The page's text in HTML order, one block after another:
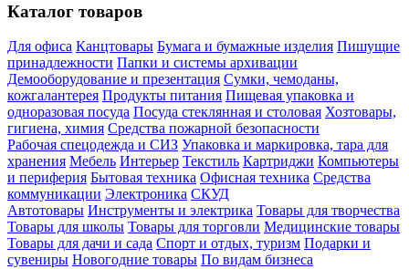
Каталог товаров
Для офиса Канцтовары Бумага и бумажные изделия Пишущие
принадлежности Папки и системы архивации
Демооборудование и презентация Сумки, чемоданы,
кожгалантерея Продукты питания Пищевая упаковка и
одноразовая посуда Посуда стеклянная и столовая Хозтовары,
гигиена, химия Средства пожарной безопасности
Рабочая спецодежда и СИЗ Упаковка и маркировка, тара для
хранения Мебель Интерьер Текстиль Картриджи Компьютеры
и периферия Бытовая техника Офисная техника Средства
коммуникации Электроника СКУД
Автотовары Инструменты и электрика Товары для творчества
Товары для школы Товары для торговли Медицинские товары
Товары для дачи и сада Спорт и отдых, туризм Подарки и
сувениры Новогодние товары По видам бизнеса